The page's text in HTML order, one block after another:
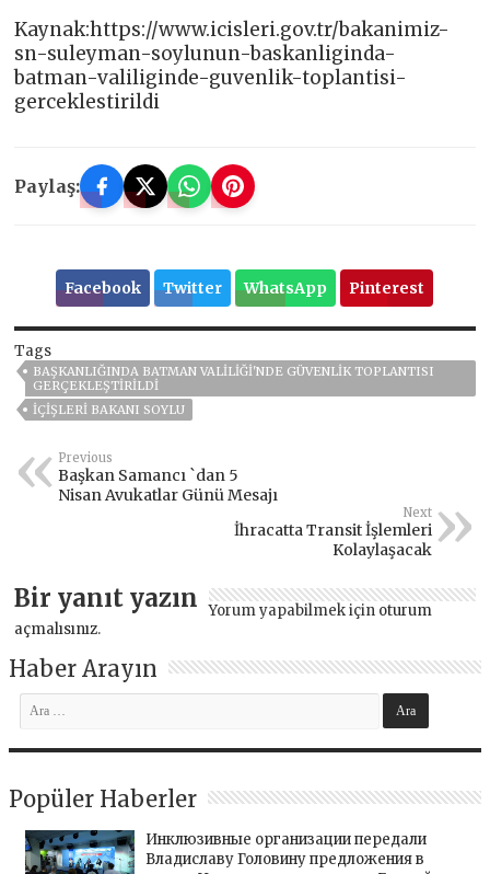
Kaynak:https://www.icisleri.gov.tr/bakanimiz-
sn-suleyman-soylunun-baskanliginda-
batman-valiliginde-guvenlik-toplantisi-
gerceklestirildi
Paylaş:
Facebook Twitter WhatsApp Pinterest
Tags
BAŞKANLIĞINDA BATMAN VALILIĞI'NDE GÜVENLIK TOPLANTISI
GERÇEKLEŞTIRILDI
İÇIŞLERI BAKANI SOYLU
Previous
Başkan Samancı `dan 5
Nisan Avukatlar Günü Mesajı
Next
İhracatta Transit İşlemleri
Kolaylaşacak
Bir yanıt yazın Yorum yapabilmek için oturum
açmalısınız.
Haber Arayın
Popüler Haberler
Инклюзивные организации передали
Владиславу Головину предложения в